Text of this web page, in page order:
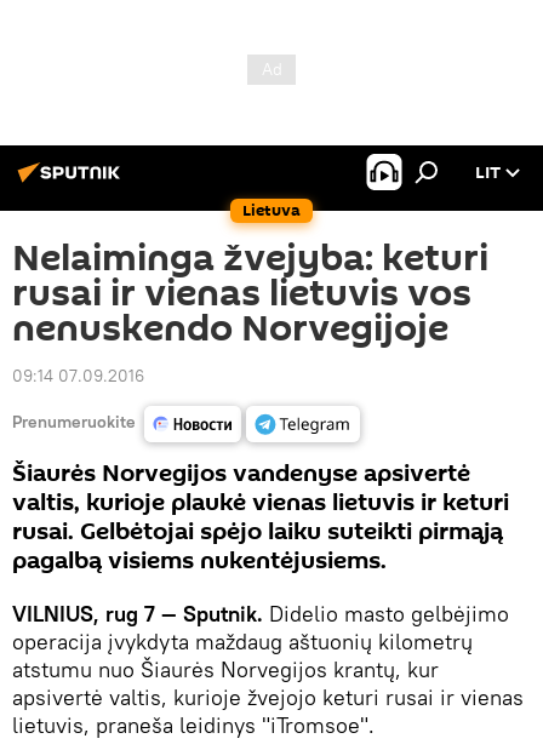
Lietuva
LIT
Nelaiminga žvejyba: keturi
rusai ir vienas lietuvis vos
nenuskendo Norvegijoje
09:14 07.09.2016
Prenumeruokite
Šiaurės Norvegijos vandenyse apsivertė
valtis, kurioje plaukė vienas lietuvis ir keturi
rusai. Gelbėtojai spėjo laiku suteikti pirmąją
pagalbą visiems nukentėjusiems.
VILNIUS, rug 7 — Sputnik. Didelio masto gelbėjimo
operacija įvykdyta maždaug aštuonių kilometrų
atstumu nuo Šiaurės Norvegijos krantų, kur
apsivertė valtis, kurioje žvejojo keturi rusai ir vienas
lietuvis, praneša leidinys "iTromsoe".